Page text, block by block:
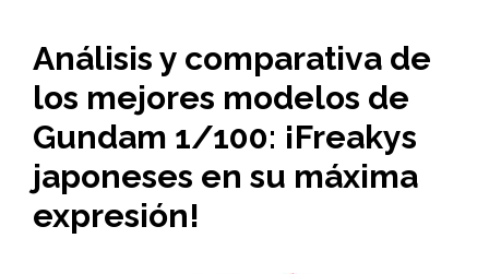
Análisis y comparativa de
los mejores modelos de
Gundam 1/100: ¡Freakys
japoneses en su máxima
expresión!